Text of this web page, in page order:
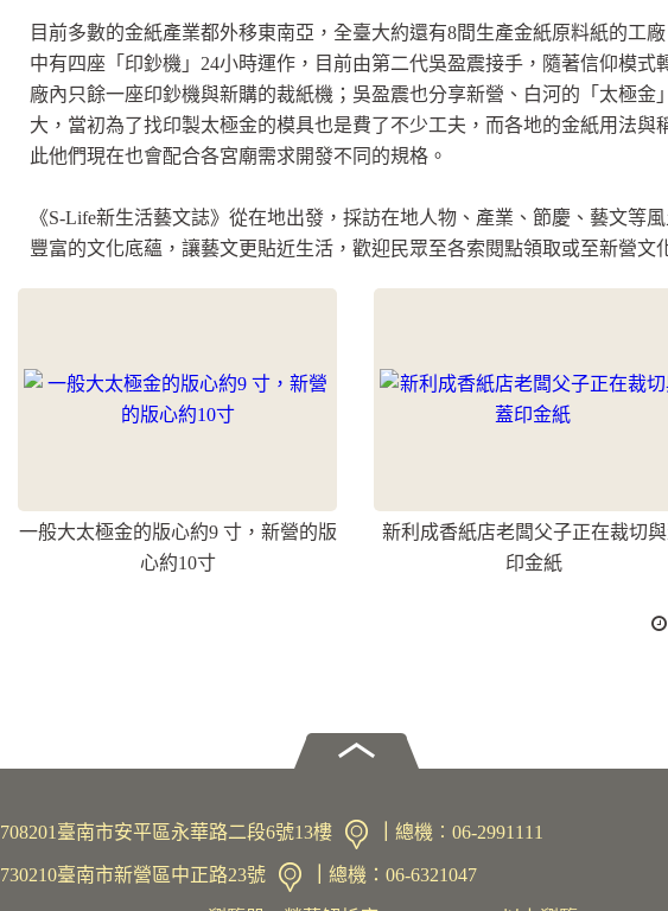
目前多數的金紙產業都外移東南亞，全臺大約還有8間生產金紙原料紙的工
中有四座「印鈔機」24小時運作，目前由第二代吳盈震接手，隨著信仰模
廠內只餘一座印鈔機與新購的裁紙機；吳盈震也分享新營、白河的「太極金
大，當初為了找印製太極金的模具也是費了不少工夫，而各地的金紙用法與
此他們現在也會配合各宮廟需求開發不同的規格。
《S-Life新生活藝文誌》從在地出發，採訪在地人物、產業、節慶、藝文等
豐富的文化底蘊，讓藝文更貼近生活，歡迎民眾至各索閱點領取或至新營文
一般大太極金的版心約9 寸，新營的版
心約10寸
新利成香紙店老闆父子正在裁切
印金紙
708201臺南市安平區永華路二段6號13樓 總機︰06-2991111
730210臺南市新營區中正路23號 總機：06-6321047